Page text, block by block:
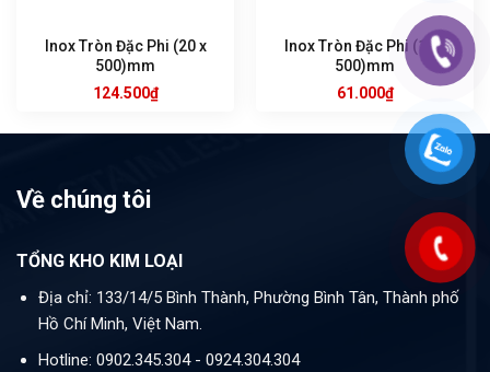
Inox Tròn Đặc Phi (20 x
500)mm
124.500₫
Inox Tròn Đặc Phi (14 x
500)mm
61.000₫
Về chúng tôi
TỔNG KHO KIM LOẠI
Địa chỉ: 133/14/5 Bình Thành, Phường Bình Tân, Thành phố
Hồ Chí Minh, Việt Nam.
Hotline: 0902.345.304 - 0924.304.304